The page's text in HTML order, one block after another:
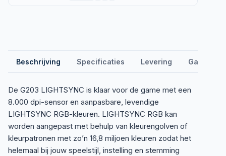
Beschrijving Specificaties Levering Garantie
De G203 LIGHTSYNC is klaar voor de game met een
8.000 dpi-sensor en aanpasbare, levendige
LIGHTSYNC RGB-kleuren. LIGHTSYNC RGB kan
worden aangepast met behulp van kleurengolven of
kleurpatronen met zo’n 16,8 miljoen kleuren zodat het
helemaal bij jouw speelstijl, instelling en stemming